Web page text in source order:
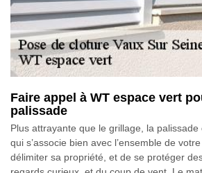
Faire appel à WT espace vert
palissade
Plus attrayante que le grillage, la
qui s’associe bien avec l’ensemble de
délimiter sa propriété, et de se protéger